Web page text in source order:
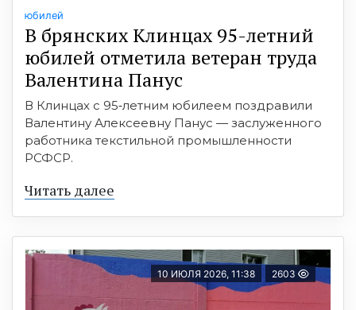
юбилей
В брянских Клинцах 95-летний
юбилей отметила ветеран труда
Валентина Панус
В Клинцах с 95‑летним юбилеем поздравили
Валентину Алексеевну Панус — заслуженного
работника текстильной промышленности
РСФСР.
Читать далее
10 ИЮЛЯ 2026, 11:38 2603